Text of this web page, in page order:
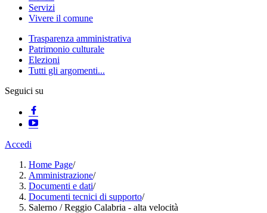
Servizi
Vivere il comune
Trasparenza amministrativa
Patrimonio culturale
Elezioni
Tutti gli argomenti...
Seguici su
Accedi
Home Page/
Amministrazione/
Documenti e dati/
Documenti tecnici di supporto/
Salerno / Reggio Calabria - alta velocità